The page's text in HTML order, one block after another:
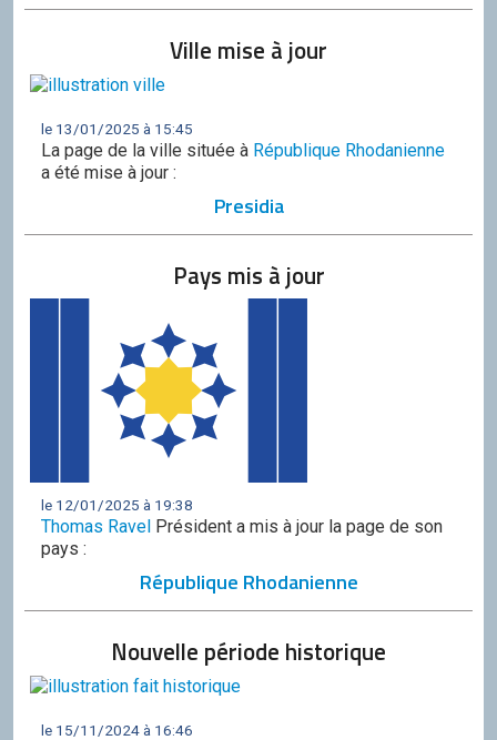
Ville mise à jour
le 13/01/2025 à 15:45
La page de la ville située à République Rhodanienne
a été mise à jour :
Presidia
Pays mis à jour
le 12/01/2025 à 19:38
Thomas Ravel Président a mis à jour la page de son
pays :
République Rhodanienne
Nouvelle période historique
le 15/11/2024 à 16:46